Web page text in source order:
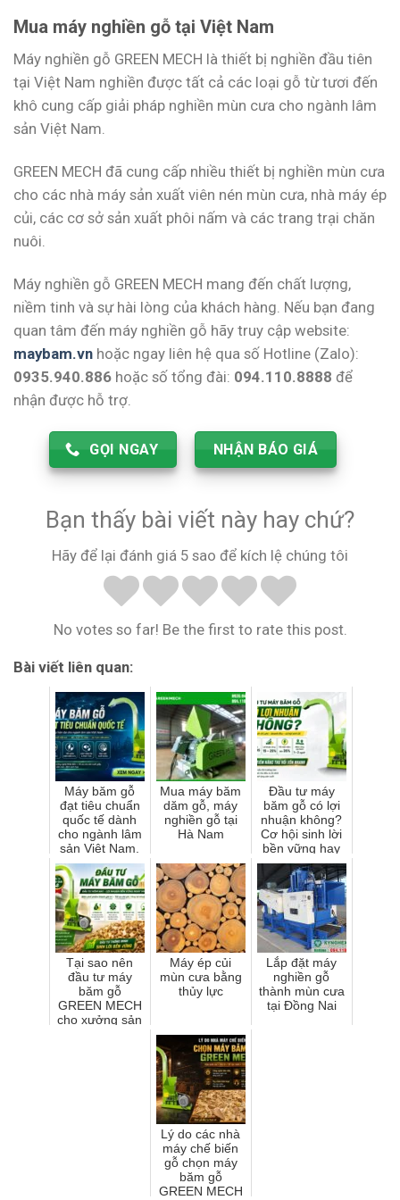
1,000 ₫.
Mua máy nghiền gỗ tại Việt Nam
Máy nghiền gỗ GREEN MECH là thiết bị nghiền đầu tiên
tại Việt Nam nghiền được tất cả các loại gỗ từ tươi đến
khô cung cấp giải pháp nghiền mùn cưa cho ngành lâm
sản Việt Nam.
GREEN MECH đã cung cấp nhiều thiết bị nghiền mùn cưa
cho các nhà máy sản xuất viên nén mùn cưa, nhà máy ép
củi, các cơ sở sản xuất phôi nấm và các trang trại chăn
nuôi.
Máy nghiền gỗ GREEN MECH mang đến chất lượng,
niềm tinh và sự hài lòng của khách hàng. Nếu bạn đang
quan tâm đến máy nghiền gỗ hãy truy cập website:
maybam.vn hoặc ngay liên hệ qua số Hotline (Zalo):
0935.940.886 hoặc số tổng đài: 094.110.8888 để
nhận được hỗ trợ.
GỌI NGAY NHẬN BÁO GIÁ
Bạn thấy bài viết này hay chứ?
Hãy để lại đánh giá 5 sao để kích lệ chúng tôi
No votes so far! Be the first to rate this post.
Bài viết liên quan:
Máy băm gỗ
đạt tiêu chuẩn
quốc tế dành
cho ngành lâm
sản Việt Nam​.
Mua máy băm
dăm gỗ, máy
nghiền gỗ tại
Hà Nam
Đầu tư máy
băm gỗ có lợi
nhuận không?
Cơ hội sinh lời
bền vững hay
rủi ro tiềm ẩn?
Tại sao nên
đầu tư máy
băm gỗ
GREEN MECH
cho xưởng sản
Máy ép củi
mùn cưa bằng
thủy lực
Lắp đặt máy
nghiền gỗ
thành mùn cưa
tại Đồng Nai
Lý do các nhà
máy chế biến
gỗ chọn máy
băm gỗ
GREEN MECH